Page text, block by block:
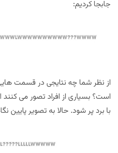
جابجا کردیم:
از نظر شما چه نتایجی در قسمت
است؟ بسیاری از افراد تصور می
با برد پر شود. حالا به تصویر پایین